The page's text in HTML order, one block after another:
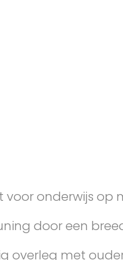
onderwijs op
door een
overleg met